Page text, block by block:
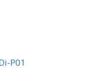
P01